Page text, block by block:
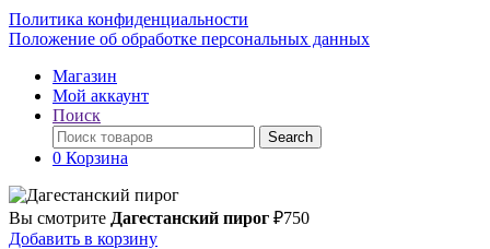
Политика конфиденциальности
Положение об обработке персональных данных
Магазин
Мой аккаунт
Поиск
Поиск
по:
Search
0 Корзина
Вы смотрите Дагестанский пирог ₽750
Добавить в корзину